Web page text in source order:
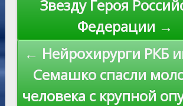
Звезду Героя
Федерации →
← Нейрохирурги РКБ
Семашко спасли
человека с крупной